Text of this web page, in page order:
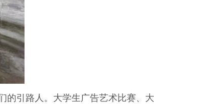
引路人。大学生广告艺术比赛、大